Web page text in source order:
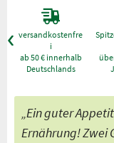
versandkostenfre
i
ab 50 € innerhalb
Deutschlands
„Ein guter
Ernährung! Zwei